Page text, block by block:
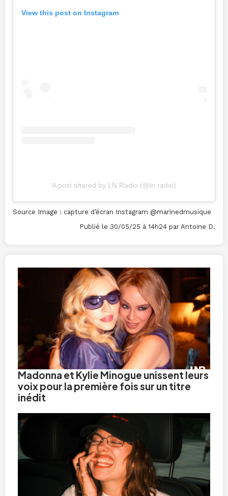
View this post on Instagram
A post shared by LN Radio (@ln.radio)
Source Image : capture d’écran Instagram @marinedmusique
Publié le 30/05/25 à 14h24 par Antoine D.
Madonna et Kylie Minogue unissent leurs
voix pour la première fois sur un titre
inédit